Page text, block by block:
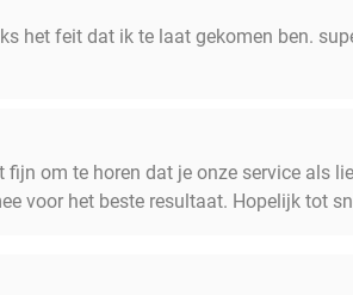
het feit dat ik te laat gekomen ben.
fijn om te horen dat je onze service als
voor het beste resultaat. Hopelijk tot